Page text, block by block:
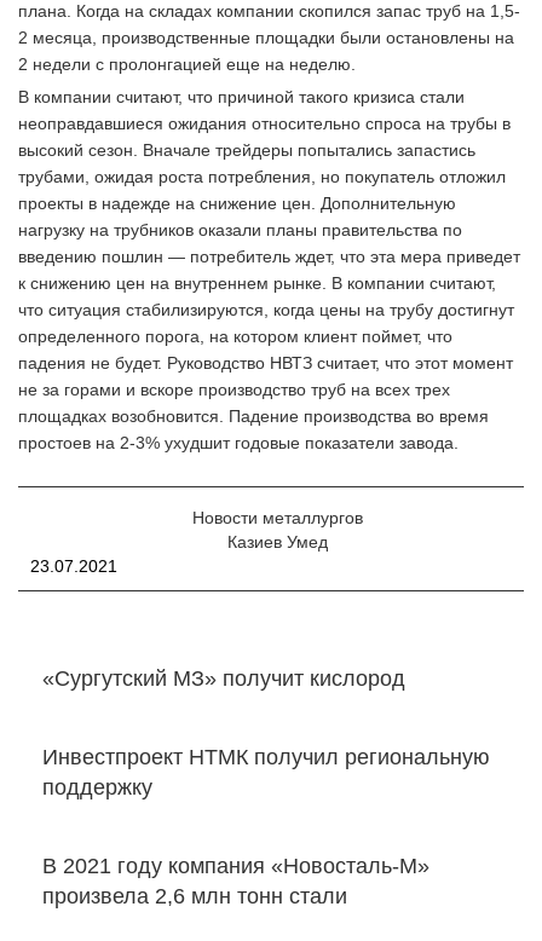
плана. Когда на складах компании скопился запас труб на 1,5-
2 месяца, производственные площадки были остановлены на
2 недели с пролонгацией еще на неделю.
В компании считают, что причиной такого кризиса стали
неоправдавшиеся ожидания относительно спроса на трубы в
высокий сезон. Вначале трейдеры попытались запастись
трубами, ожидая роста потребления, но покупатель отложил
проекты в надежде на снижение цен. Дополнительную
нагрузку на трубников оказали планы правительства по
введению пошлин — потребитель ждет, что эта мера приведет
к снижению цен на внутреннем рынке. В компании считают,
что ситуация стабилизируются, когда цены на трубу достигнут
определенного порога, на котором клиент поймет, что
падения не будет. Руководство НВТЗ считает, что этот момент
не за горами и вскоре производство труб на всех трех
площадках возобновится. Падение производства во время
простоев на 2-3% ухудшит годовые показатели завода.
Новости металлургов
Казиев Умед
23.07.2021
«Сургутский МЗ» получит кислород
Инвестпроект НТМК получил региональную
поддержку
В 2021 году компания «Новосталь-М»
произвела 2,6 млн тонн стали